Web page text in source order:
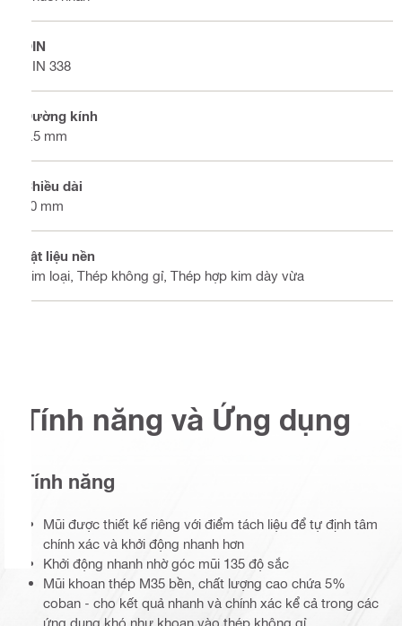
DIN
DIN 338
Đường kính
4.5 mm
Chiều dài
80 mm
Vật liệu nền
Kim loại, Thép không gỉ, Thép hợp kim dày vừa
Tính năng và Ứng dụng
Tính năng
Mũi được thiết kế riêng với điểm tách liệu để tự định tâm
chính xác và khởi động nhanh hơn
Khởi động nhanh nhờ góc mũi 135 độ sắc
Mũi khoan thép M35 bền, chất lượng cao chứa 5%
coban - cho kết quả nhanh và chính xác kể cả trong các
ứng dụng khó như khoan vào thép không gỉ